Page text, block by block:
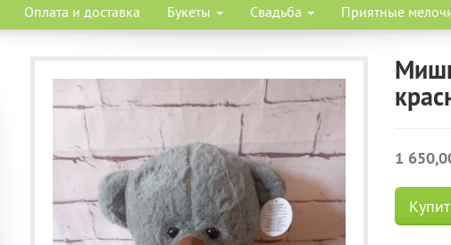
Оплата и доставка Букеты Свадьба Приятные
1